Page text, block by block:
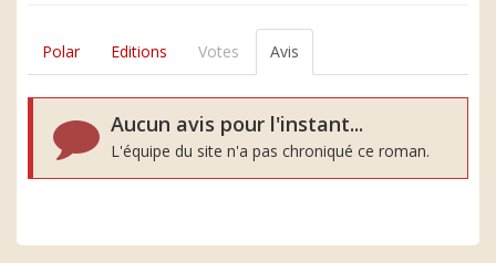
Polar Editions Votes Avis
Aucun avis pour l'instant...
L'équipe du site n'a pas chroniqué ce roman.